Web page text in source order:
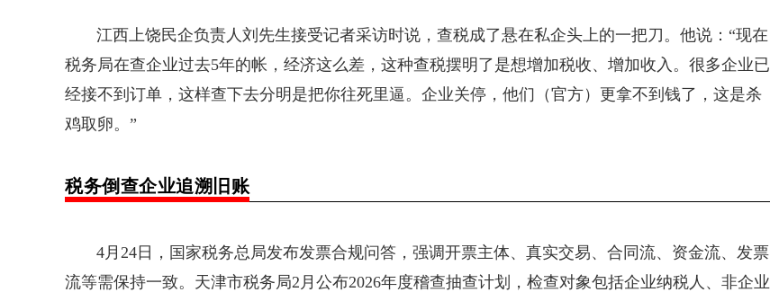
江西上饶民企负责人刘先生接受记者采访时说，查税成了悬在私企头上的一把刀。他说：“现在
税务局在查企业过去5年的帐，经济这么差，这种查税摆明了是想增加税收、增加收入。很多企业已
经接不到订单，这样查下去分明是把你往死里逼。企业关停，他们（官方）更拿不到钱了，这是杀
鸡取卵。”
税务倒查企业追溯旧账
4月24日， 国家税务总局发布发票合规问答，强调开票主体、真实交易、合同流、资金流、发票
流等需保持一致。天津市税务局2月公布2026年度稽查抽查计划，检查对象包括企业纳税人、非企业